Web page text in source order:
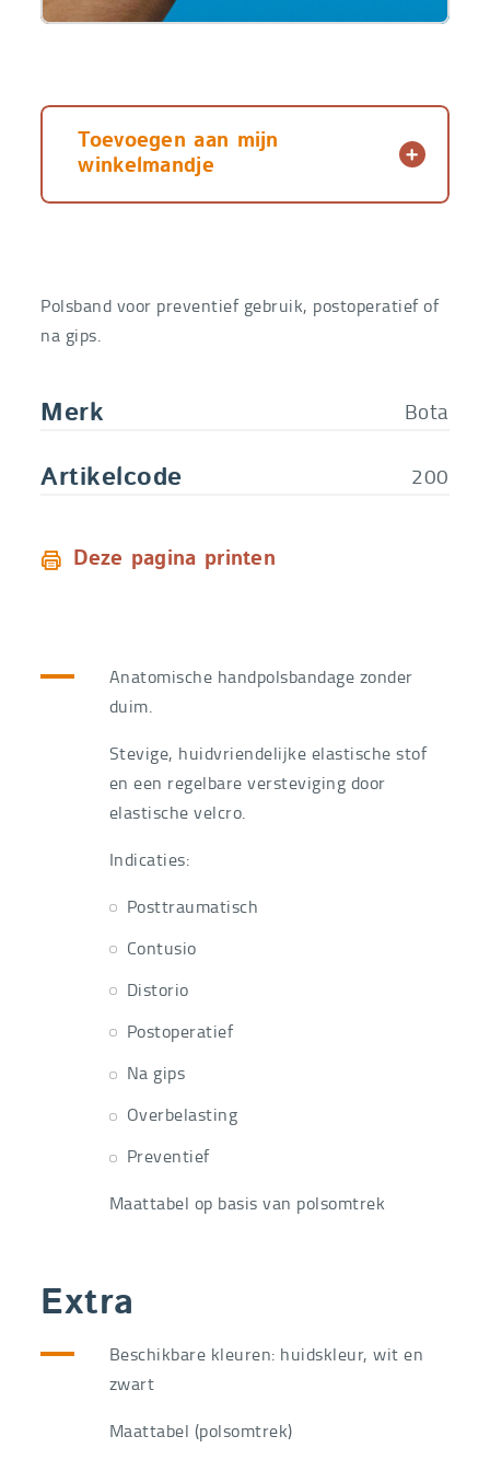
Toevoegen aan mijn
winkelmandje
Polsband voor preventief gebruik, postoperatief of
na gips.
Merk Bota
Artikelcode 200
Deze pagina printen
Anatomische handpolsbandage zonder
duim.
Stevige, huidvriendelijke elastische stof
en een regelbare versteviging door
elastische velcro.
Indicaties:
Posttraumatisch
Contusio
Distorio
Postoperatief
Na gips
Overbelasting
Preventief
Maattabel op basis van polsomtrek
Extra
Beschikbare kleuren: huidskleur, wit en
zwart
Maattabel (polsomtrek)